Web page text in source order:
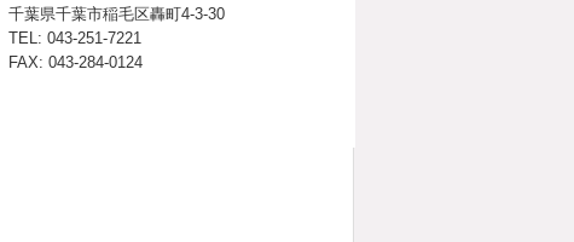
千葉県千葉市稲毛区轟町4-3-30
TEL: 043-251-7221
FAX: 043-284-0124